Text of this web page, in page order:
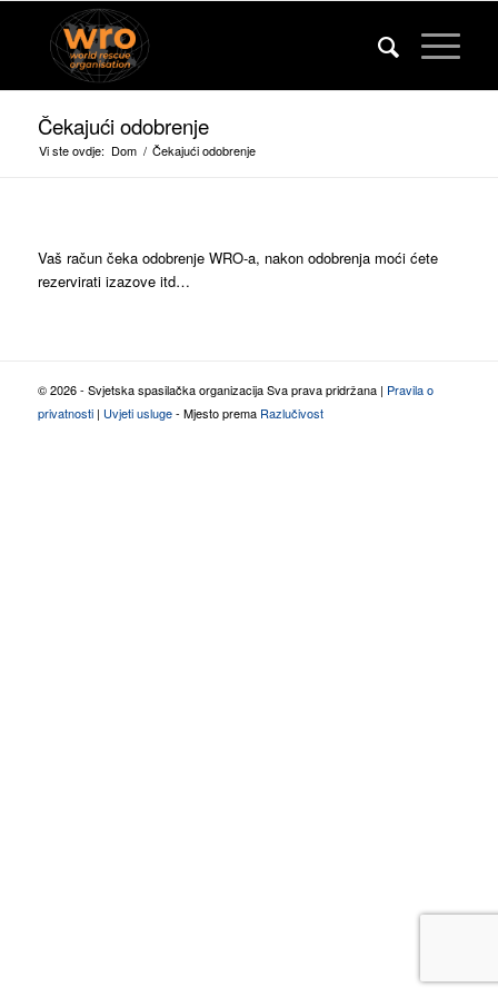
Čekajući odobrenje
Vi ste ovdje: Dom / Čekajući odobrenje
Vaš račun čeka odobrenje WRO-a, nakon odobrenja moći ćete
rezervirati izazove itd…
© 2026 - Svjetska spasilačka organizacija Sva prava pridržana | Pravila o
privatnosti| Uvjeti usluge- Mjesto prema Razlučivost